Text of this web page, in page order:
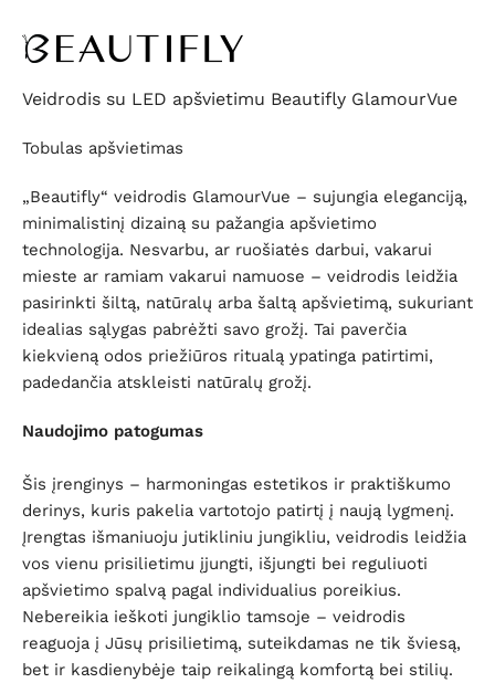
Veidrodis su LED apšvietimu Beautifly GlamourVue
Tobulas apšvietimas
„Beautifly“ veidrodis GlamourVue – sujungia eleganciją,
minimalistinį dizainą su pažangia apšvietimo
technologija. Nesvarbu, ar ruošiatės darbui, vakarui
mieste ar ramiam vakarui namuose – veidrodis leidžia
pasirinkti šiltą, natūralų arba šaltą apšvietimą, sukuriant
idealias sąlygas pabrėžti savo grožį. Tai paverčia
kiekvieną odos priežiūros ritualą ypatinga patirtimi,
padedančia atskleisti natūralų grožį.
Naudojimo patogumas
Šis įrenginys – harmoningas estetikos ir praktiškumo
derinys, kuris pakelia vartotojo patirtį į naują lygmenį.
Įrengtas išmaniuoju jutikliniu jungikliu, veidrodis leidžia
vos vienu prisilietimu įjungti, išjungti bei reguliuoti
apšvietimo spalvą pagal individualius poreikius.
Nebereikia ieškoti jungiklio tamsoje – veidrodis
reaguoja į Jūsų prisilietimą, suteikdamas ne tik šviesą,
bet ir kasdienybėje taip reikalingą komfortą bei stilių.